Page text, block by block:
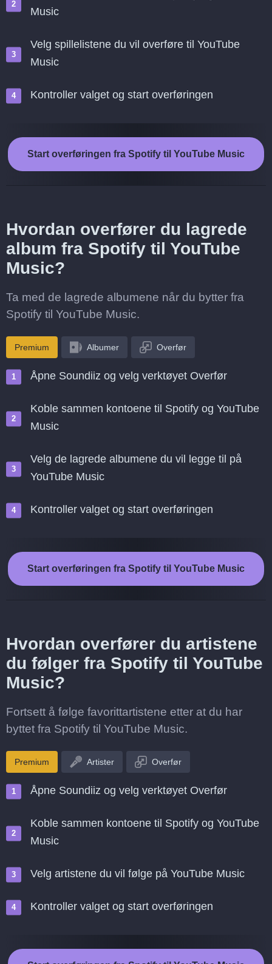
Music
Velg spillelistene du vil overføre til YouTube
Music
Kontroller valget og start overføringen
Start overføringen fra Spotify til YouTube Music
Hvordan overfører du lagrede
album fra Spotify til YouTube
Music?
Ta med de lagrede albumene når du bytter fra
Spotify til YouTube Music.
Premium Albumer Overfør
Åpne Soundiiz og velg verktøyet Overfør
Koble sammen kontoene til Spotify og YouTube
Music
Velg de lagrede albumene du vil legge til på
YouTube Music
Kontroller valget og start overføringen
Start overføringen fra Spotify til YouTube Music
Hvordan overfører du artistene
du følger fra Spotify til YouTube
Music?
Fortsett å følge favorittartistene etter at du har
byttet fra Spotify til YouTube Music.
Premium Artister Overfør
Åpne Soundiiz og velg verktøyet Overfør
Koble sammen kontoene til Spotify og YouTube
Music
Velg artistene du vil følge på YouTube Music
Kontroller valget og start overføringen